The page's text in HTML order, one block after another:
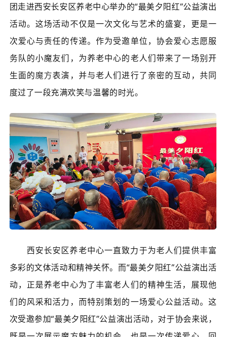
团走进西安长安区养老中心举办的“最美夕阳红”公益演出
活动。这场活动不仅是一次文化与艺术的盛宴，更是一
次爱心与责任的传递。作为受邀单位，协会爱心志愿服
务队的小魔友们，为养老中心的老人们带来了一场别开
生面的魔方表演，并与老人们进行了亲密的互动，共同
度过了一段充满欢笑与温馨的时光。
西安长安区养老中心一直致力于为老人们提供丰富
多彩的文体活动和精神关怀。而“最美夕阳红”公益演出活
动，正是养老中心为了丰富老人们的精神生活，展现他
们的风采和活力，而特别策划的一场爱心公益活动。这
次受邀参加“最美夕阳红”公益演出活动，对于协会来说，